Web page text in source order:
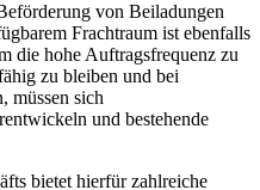
von Beiladungen
Frachtraum ist ebenfalls
die hohe Auftragsfrequenz zu
zu bleiben und bei
müssen sich
und bestehende
bietet hierfür zahlreiche